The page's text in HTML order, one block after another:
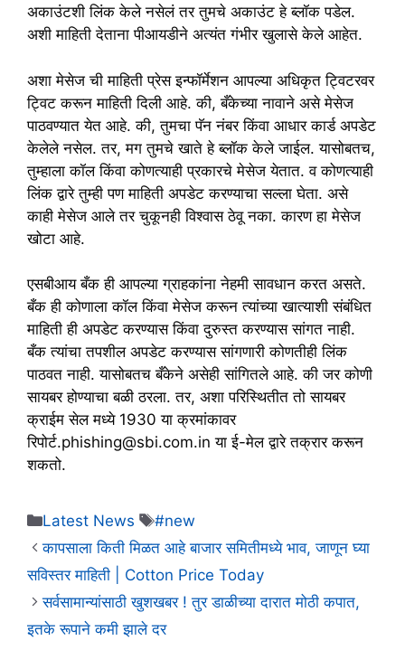
अकाउंटशी लिंक केले नसेलं तर तुमचे अकाउंट हे ब्लॉक पडेल.
अशी माहिती देताना पीआयडीने अत्यंत गंभीर खुलासे केले आहेत.
अशा मेसेज ची माहिती प्रेस इन्फॉर्मेशन आपल्या अधिकृत ट्विटरवर
ट्विट करून माहिती दिली आहे. की, बँकेच्या नावाने असे मेसेज
पाठवण्यात येत आहे. की, तुमचा पॅन नंबर किंवा आधार कार्ड अपडेट
केलेले नसेल. तर, मग तुमचे खाते हे ब्लॉक केले जाईल. यासोबतच,
तुम्हाला कॉल किंवा कोणत्याही प्रकारचे मेसेज येतात. व कोणत्याही
लिंक द्वारे तुम्ही पण माहिती अपडेट करण्याचा सल्ला घेता. असे
काही मेसेज आले तर चुकूनही विश्वास ठेवू नका. कारण हा मेसेज
खोटा आहे.
एसबीआय बँक ही आपल्या ग्राहकांना नेहमी सावधान करत असते.
बँक ही कोणाला कॉल किंवा मेसेज करून त्यांच्या खात्याशी संबंधित
माहिती ही अपडेट करण्यास किंवा दुरुस्त करण्यास सांगत नाही.
बँक त्यांचा तपशील अपडेट करण्यास सांगणारी कोणतीही लिंक
पाठवत नाही. यासोबतच बँकेने असेही सांगितले आहे. की जर कोणी
सायबर होण्याचा बळी ठरला. तर, अशा परिस्थितीत तो सायबर
क्राईम सेल मध्ये 1930 या क्रमांकावर
रिपोर्ट.phishing@sbi.com.in या ई-मेल द्वारे तक्रार करून
शकतो.
Categories
Latest News Tags
#new
कापसाला किती मिळत आहे बाजार समितीमध्ये भाव, जाणून घ्या
सविस्तर माहिती | Cotton Price Today
सर्वसामान्यांसाठी खुशखबर ! तुर डाळीच्या दारात मोठी कपात,
इतके रूपाने कमी झाले दर